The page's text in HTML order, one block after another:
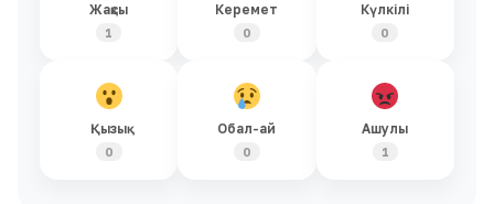
Жақсы
1
Керемет
0
Күлкілі
0
Қызық
0
Обал-ай
0
Ашулы
1